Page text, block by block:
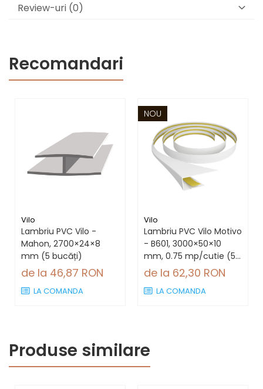
Review-uri (0)
Recomandari
Vilo
Lambriu PVC Vilo -
Mahon, 2700×24×8
mm (5 bucăți)
de la 46,87 RON
LA COMANDA
NOU
Vilo
Lambriu PVC Vilo Motivo
- B601, 3000×50×10
mm, 0.75 mp/cutie (5
bucăți)
de la 62,30 RON
LA COMANDA
Produse similare